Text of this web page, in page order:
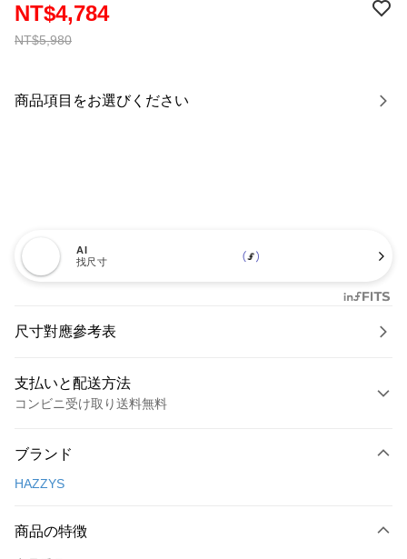
NT$5,980
NT$4,784
商品項目をお選びください
AI
找尺寸
尺寸對應參考表
支払いと配送方法
コンビニ受け取り送料無料
クレジットカード1回払い
LINE Pay
ブランド
HAZZYS
商品の特徴